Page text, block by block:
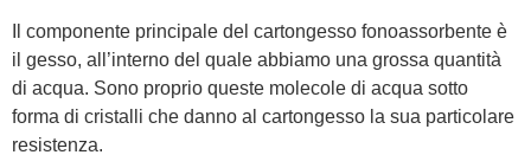
Il componente principale del cartongesso fonoassorbente è
il gesso, all’interno del quale abbiamo una grossa quantità
di acqua. Sono proprio queste molecole di acqua sotto
forma di cristalli che danno al cartongesso la sua particolare
resistenza.